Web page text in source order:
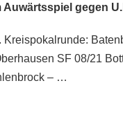
Auwärtsspiel gegen
Kreispokalrunde:
SF 08/21
– …